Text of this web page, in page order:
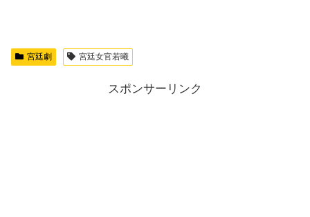
宮廷劇 宮廷女官若曦
スポンサーリンク